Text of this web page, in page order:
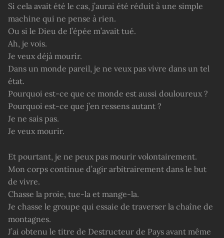
Si cela avait été le cas, j’aurai été réduit à une simple
machine qui ne pense à rien.
Ou si le Dieu de l’épée m’avait tué.
Ah, je vois.
Je veux déjà mourir.
Dans un monde pareil, je ne veux pas vivre dans un tel
état.
Pourquoi est-ce que ce monde est aussi douloureux ?
Pourquoi est-ce que j’en ressens autant ?
Je ne sais pas.
Je veux mourir.
Et pourtant, je ne peux pas mourir volontairement.
Mon corps continue d’agir arbitrairement dans le but
de vivre.
Chasse la proie, tue-la et mange-la.
Je chasse le groupe qui essaie de traverser la chaîne de
montagnes.
J’ai obtenu le titre de Destructeur de Pays avant même